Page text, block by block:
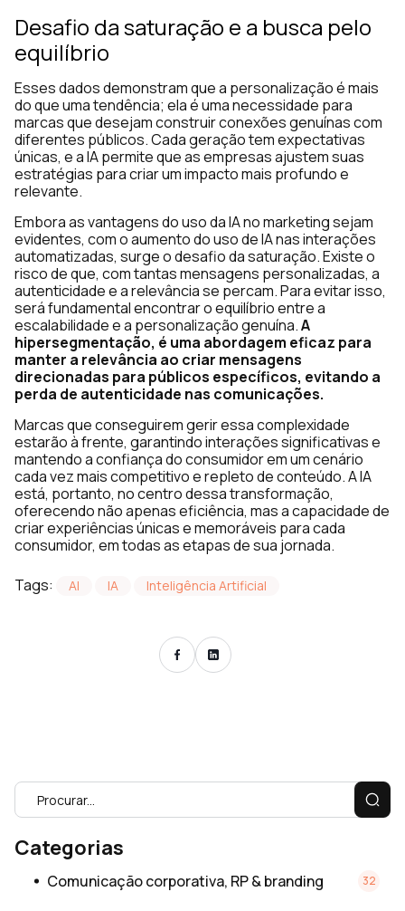
Desafio da saturação e a busca pelo
equilíbrio
Esses dados demonstram que a personalização é mais
do que uma tendência; ela é uma necessidade para
marcas que desejam construir conexões genuínas com
diferentes públicos. Cada geração tem expectativas
únicas, e a IA permite que as empresas ajustem suas
estratégias para criar um impacto mais profundo e
relevante.
Embora as vantagens do uso da IA no marketing sejam
evidentes, com o aumento do uso de IA nas interações
automatizadas, surge o desafio da saturação. Existe o
risco de que, com tantas mensagens personalizadas, a
autenticidade e a relevância se percam. Para evitar isso,
será fundamental encontrar o equilíbrio entre a
escalabilidade e a personalização genuína.A
hipersegmentação, é uma abordagem eficaz para
manter a relevância ao criar mensagens
direcionadas para públicos específicos, evitando a
perda de autenticidade nas comunicações.
Marcas que conseguirem gerir essa complexidade
estarão à frente, garantindo interações significativas e
mantendo a confiança do consumidor em um cenário
cada vez mais competitivo e repleto de conteúdo. A IA
está, portanto, no centro dessa transformação,
oferecendo não apenas eficiência, mas a capacidade de
criar experiências únicas e memoráveis para cada
consumidor, em todas as etapas de sua jornada.
Tags:
AI IA Inteligência Artificial
Categorias
Comunicação corporativa, RP & branding 32